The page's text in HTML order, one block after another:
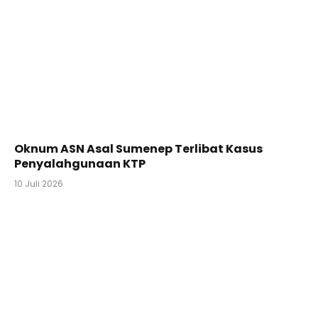
Oknum ASN Asal Sumenep Terlibat Kasus
Penyalahgunaan KTP
10 Juli 2026